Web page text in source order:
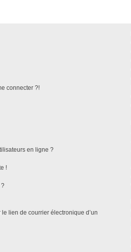
connecter ?!
en ligne ?
!
lien de courrier électronique d’un